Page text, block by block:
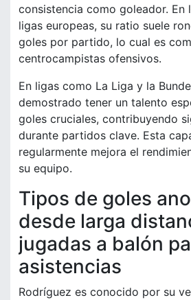
consistencia como goleador. En
ligas europeas, su ratio suele
goles por partido, lo cual es
centrocampistas ofensivos.
En ligas como La Liga y la
demostrado tener un talento
goles cruciales, contribuyendo
durante partidos clave. Esta
regularmente mejora el
su equipo.
Tipos de goles
desde larga
jugadas a balón
asistencias
Rodríguez es conocido por su